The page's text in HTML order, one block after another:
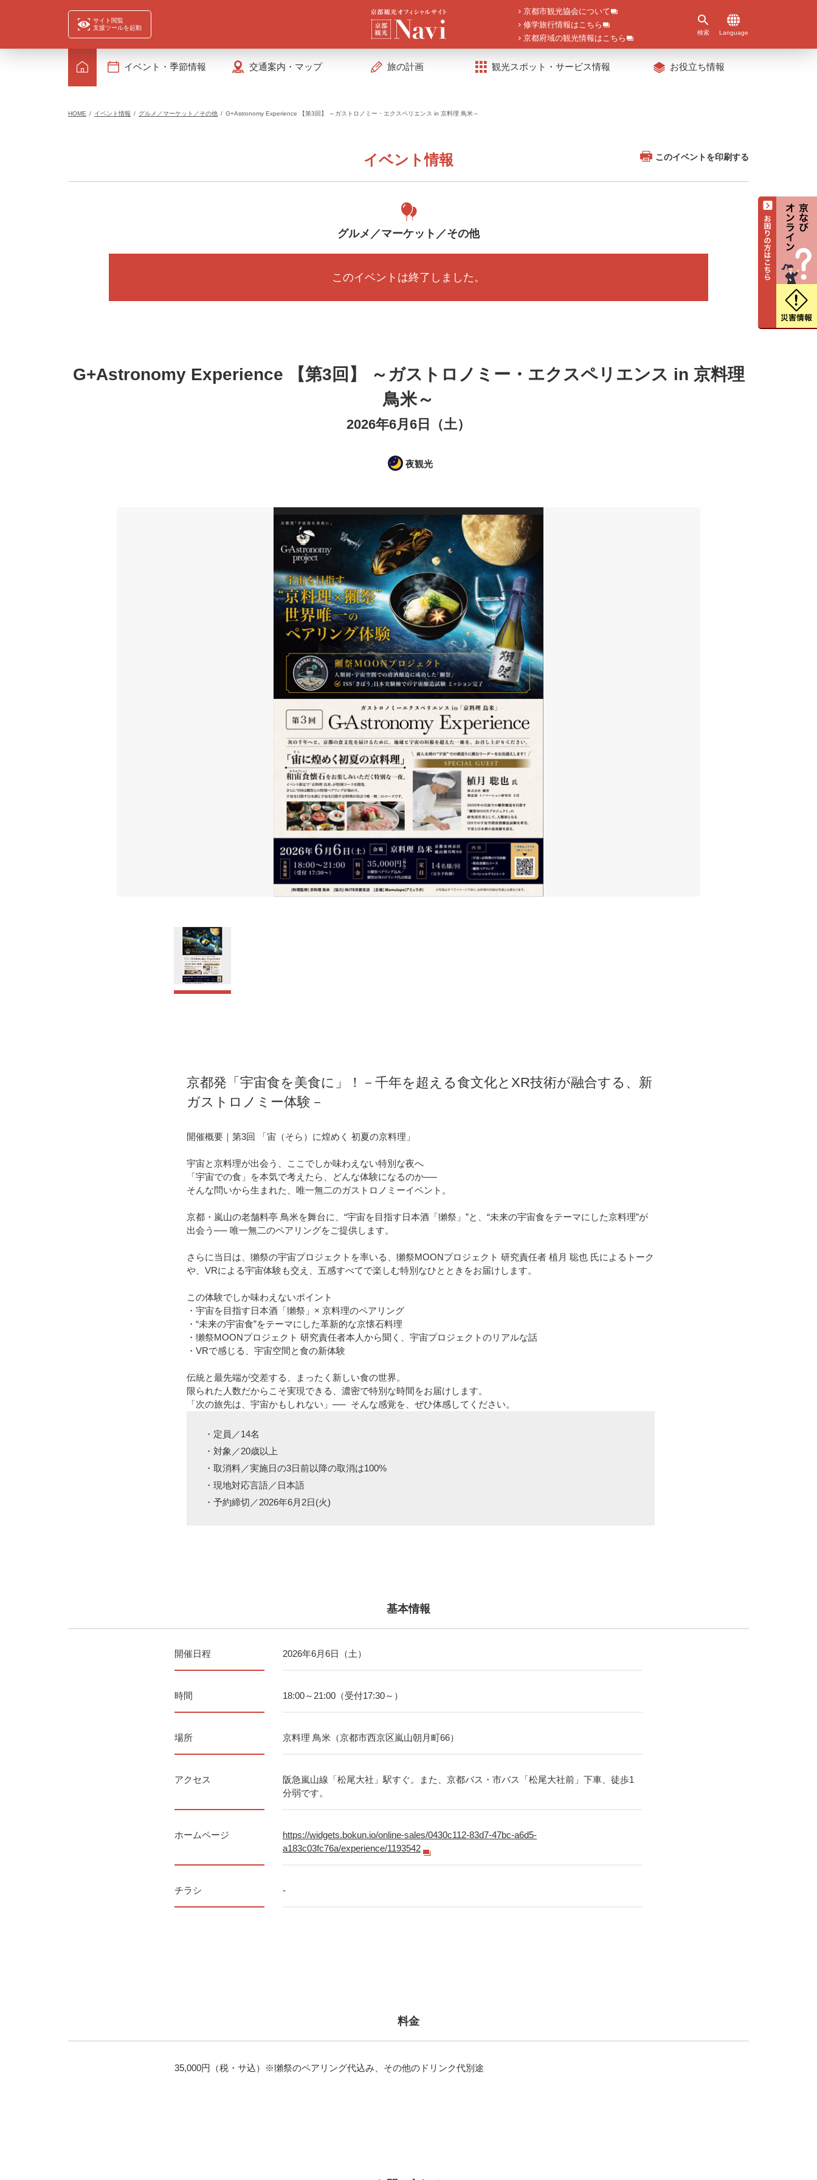
サイト閲覧
支援ツールを起動
京都市観光協会について
修学旅行情報はこちら
京都府域の観光情報はこちら
検索 Language
イベント・季節情報 交通案内・マップ 旅の計画 観光スポット・サービス情報 お役立ち情報
HOME イベント情報 グルメ／マーケット／その他 G+Astronomy Experience 【第3回】 ～ガストロノミー・エクスペリエンス in 京料理 鳥米～
イベント情報 このイベントを印刷する
グルメ／マーケット／その他
このイベントは終了しました。
G+Astronomy Experience 【第3回】 ～ガストロノミー・エクスペリエンス in 京料理
鳥米～
2026年6月6日（土）
夜観光
京都発「宇宙食を美食に」！－千年を超える食文化とXR技術が融合する、新
ガストロノミー体験－
開催概要｜第3回 「宙（そら）に煌めく 初夏の京料理」
宇宙と京料理が出会う、ここでしか味わえない特別な夜へ
「宇宙での食」を本気で考えたら、どんな体験になるのか──
そんな問いから生まれた、唯一無二のガストロノミーイベント。
京都・嵐山の老舗料亭 鳥米を舞台に、“宇宙を目指す日本酒「獺祭」”と、“未来の宇宙食をテーマにした京料理”が
出会う── 唯一無二のペアリングをご提供します。
さらに当日は、獺祭の宇宙プロジェクトを率いる、獺祭MOONプロジェクト 研究責任者 植月 聡也 氏によるトーク
や、VRによる宇宙体験も交え、五感すべてで楽しむ特別なひとときをお届けします。
この体験でしか味わえないポイント
・宇宙を目指す日本酒「獺祭」× 京料理のペアリング
・“未来の宇宙食”をテーマにした革新的な京懐石料理
・獺祭MOONプロジェクト 研究責任者本人から聞く、宇宙プロジェクトのリアルな話
・VRで感じる、宇宙空間と食の新体験
伝統と最先端が交差する、まったく新しい食の世界。
限られた人数だからこそ実現できる、濃密で特別な時間をお届けします。
「次の旅先は、宇宙かもしれない」── そんな感覚を、ぜひ体感してください。
・定員／14名
・対象／20歳以上
・取消料／実施日の3日前以降の取消は100%
・現地対応言語／日本語
・予約締切／2026年6月2日(火)
基本情報
開催日程 2026年6月6日（土）
時間 18:00～21:00（受付17:30～）
場所 京料理 鳥米（京都市西京区嵐山朝月町66）
アクセス
阪急嵐山線「松尾大社」駅すぐ。また、京都バス・市バス「松尾大社前」下車、徒歩1
分弱です。
ホームページ
https://widgets.bokun.io/online-sales/0430c112-83d7-47bc-a6d5-
a183c03fc76a/experience/1193542
チラシ -
料金
35,000円（税・サ込）※獺祭のペアリング代込み、その他のドリンク代別途